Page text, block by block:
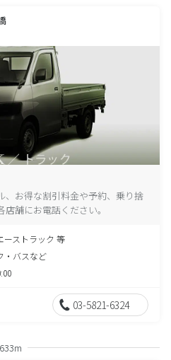
、お得な割引料金や予約、乗り捨
舗にお電話ください。
ーストラック 等
・バスなど
03-5821-6324